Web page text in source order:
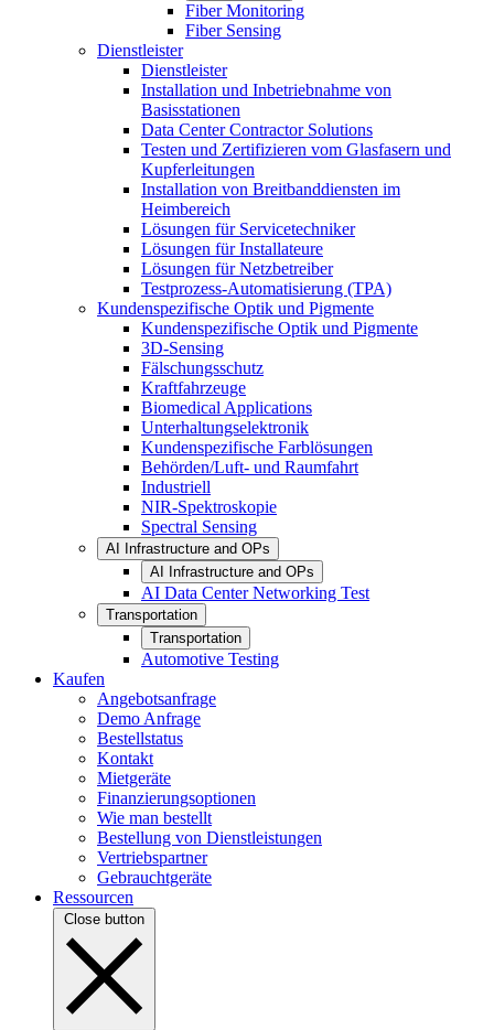
Fiber Monitoring
Fiber Sensing
Dienstleister
Dienstleister
Installation und Inbetriebnahme von
Basisstationen
Data Center Contractor Solutions
Testen und Zertifizieren vom Glasfasern und
Kupferleitungen
Installation von Breitbanddiensten im
Heimbereich
Lösungen für Servicetechniker
Lösungen für Installateure
Lösungen für Netzbetreiber
Testprozess-Automatisierung (TPA)
Kundenspezifische Optik und Pigmente
Kundenspezifische Optik und Pigmente
3D-Sensing
Fälschungsschutz
Kraftfahrzeuge
Biomedical Applications
Unterhaltungselektronik
Kundenspezifische Farblösungen
Behörden/Luft- und Raumfahrt
Industriell
NIR-Spektroskopie
Spectral Sensing
AI Infrastructure and OPs
AI Infrastructure and OPs
AI Data Center Networking Test
Transportation
Transportation
Automotive Testing
Kaufen
Angebotsanfrage
Demo Anfrage
Bestellstatus
Kontakt
Mietgeräte
Finanzierungsoptionen
Wie man bestellt
Bestellung von Dienstleistungen
Vertriebspartner
Gebrauchtgeräte
Ressourcen
Close button